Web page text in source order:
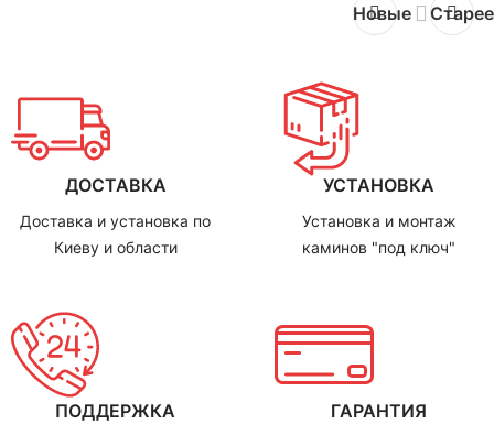
Новые Старее
ДОСТАВКА
Доставка и установка по
Киеву и области
УСТАНОВКА
Установка и монтаж
каминов "под ключ"
ПОДДЕРЖКА ГАРАНТИЯ